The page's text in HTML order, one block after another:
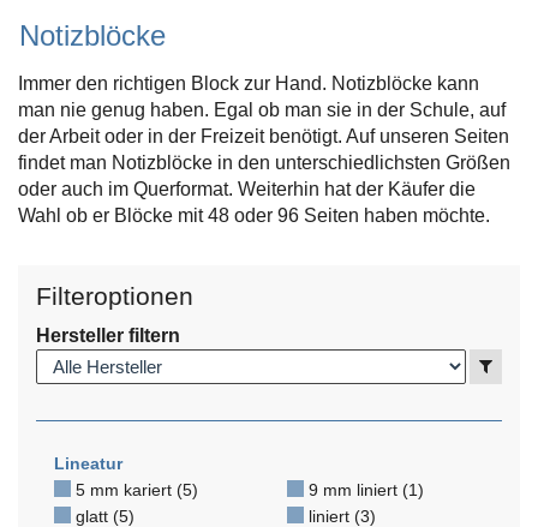
Notizblöcke
Immer den richtigen Block zur Hand. Notizblöcke kann
man nie genug haben. Egal ob man sie in der Schule, auf
der Arbeit oder in der Freizeit benötigt. Auf unseren Seiten
findet man Notizblöcke in den unterschiedlichsten Größen
oder auch im Querformat. Weiterhin hat der Käufer die
Wahl ob er Blöcke mit 48 oder 96 Seiten haben möchte.
Filteroptionen
Hersteller filtern
Lineatur
5 mm kariert (5)
9 mm liniert (1)
glatt (5)
liniert (3)